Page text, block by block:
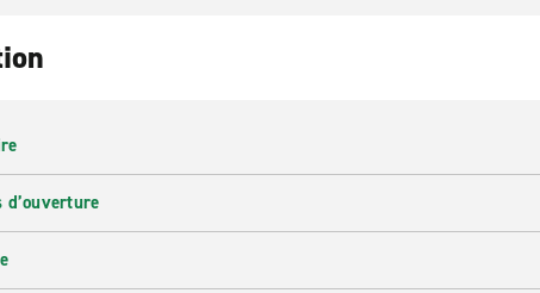
d’ouverture